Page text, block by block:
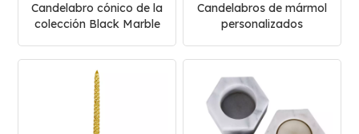
Candelabro cónico de la
colección Black Marble
Candelabros de mármol
personalizados